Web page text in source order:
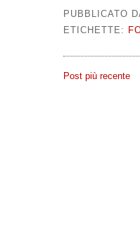
PUBBLICATO
ETICHETTE:
Post più recente